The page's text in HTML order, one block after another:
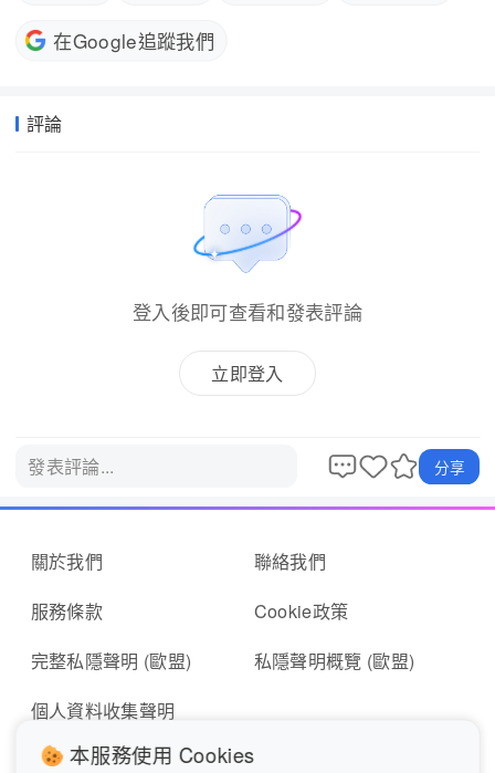
在Google追蹤我們
評論
登入後即可查看和發表評論
立即登入
發表評論... 分享
關於我們
服務條款
完整私隱聲明 (歐盟)
個人資料收集聲明
聯絡我們
Cookie政策
私隱聲明概覽 (歐盟)
本服務使用 Cookies